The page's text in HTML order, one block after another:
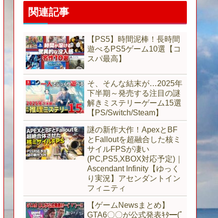
関連記事
【PS5】時間泥棒！長時間
遊べるPS5ゲーム10選【コ
スパ最高】
そ、そんな結末が…2025年
下半期～発売する注目の謎
解きミステリーゲーム15選
【PS/Switch/Steam】
謎の新作大作！ApexとBF
とFalloutを超融合した核ミ
サイルFPSが凄い
(PC,PS5,XBOX対応予定)｜
Ascendant Infinity【ゆっく
り実況】アセンダントイン
フィニティ
【ゲームNewsまとめ】
GTA6〇〇が公式発表ｷﾀ━(ﾟ